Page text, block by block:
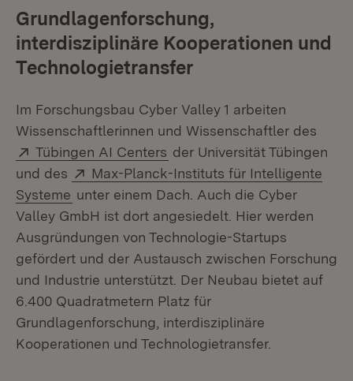
Grundlagenforschung,
interdisziplinäre Kooperationen und
Technologietransfer
Im Forschungsbau Cyber Valley 1 arbeiten
Wissenschaftlerinnen und Wissenschaftler des
Extern:
Tübingen AI Centers (Öffnet in neuem Fenster)
der Universität Tübingen
und des
Extern:
Max-Planck-Instituts für Intelligente
Systeme (Öffnet in neuem Fenster)
unter einem Dach. Auch die Cyber
Valley GmbH ist dort angesiedelt. Hier werden
Ausgründungen von Technologie-Startups
gefördert und der Austausch zwischen Forschung
und Industrie unterstützt. Der Neubau bietet auf
6.400 Quadratmetern Platz für
Grundlagenforschung, interdisziplinäre
Kooperationen und Technologietransfer.